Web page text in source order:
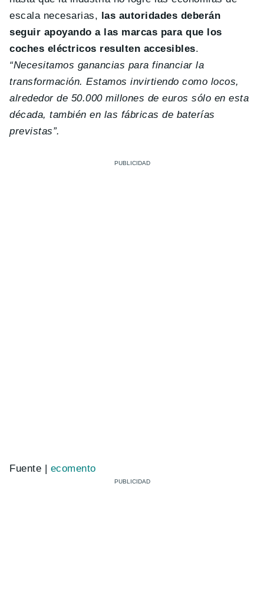
escala necesarias, las autoridades deberán
seguir apoyando a las marcas para que los
coches eléctricos resulten accesibles.
“Necesitamos ganancias para financiar la
transformación. Estamos invirtiendo como locos,
alrededor de 50.000 millones de euros sólo en esta
década, también en las fábricas de baterías
previstas”.
Fuente | ecomento